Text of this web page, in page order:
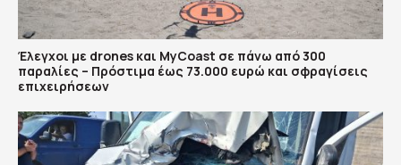
Έλεγχοι με drones και MyCoast σε πάνω από 300
παραλίες – Πρόστιμα έως 73.000 ευρώ και σφραγίσεις
επιχειρήσεων